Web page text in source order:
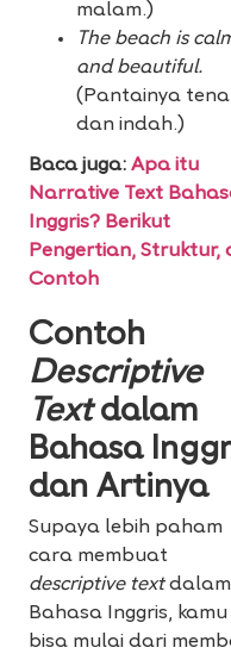
malam.)
The beach is
and beautiful.
(Pantainya
dan indah.)
Baca juga: Apa itu
Narrative Text
Inggris? Berikut
Pengertian, Struktur,
Contoh
Contoh
Descriptive
Textdalam
Bahasa
dan Artinya
Supaya lebih paham
cara membuat
descriptive textdalam
Bahasa Inggris, kamu
bisa mulai dari